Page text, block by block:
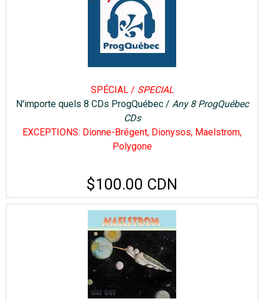
SPÉCIAL / SPECIAL
N'importe quels 8 CDs ProgQuébec / Any 8 ProgQuébec
CDs
EXCEPTIONS: Dionne-Brégent, Dionysos, Maelstrom,
Polygone
$100.00 CDN